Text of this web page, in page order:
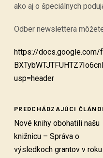
ako aj o špeciálnych
Odber newslettera
https://
usp=header
PREDCHÁDZAJÚCI
Nové knihy obohatili našu
knižnicu – Správa o
výsledkoch grantov v roku